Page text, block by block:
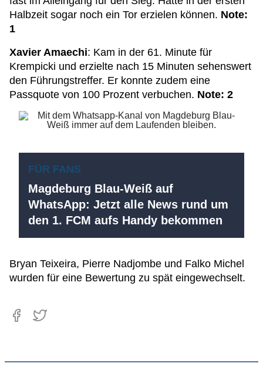
Halbzeit sogar noch ein Tor erzielen können. Note:
1
Xavier Amaechi: Kam in der 61. Minute für
Krempicki und erzielte nach 15 Minuten sehenswert
den Führungstreffer. Er konnte zudem eine
Passquote von 100 Prozent verbuchen. Note: 2
FÜR FANS
Magdeburg Blau-Weiß auf
WhatsApp: Jetzt alle News rund um
den 1. FCM aufs Handy bekommen
Bryan Teixeira, Pierre Nadjombe und Falko Michel
wurden für eine Bewertung zu spät eingewechselt.